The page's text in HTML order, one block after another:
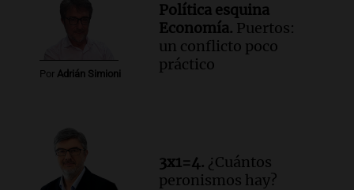
Por Adrián Simioni
Política esquina
Economía. Puertos:
un conflicto poco
práctico
3x1=4. ¿Cuántos
peronismos hay?